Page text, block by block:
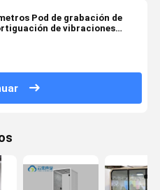
Pod de grabación de
de vibraciones